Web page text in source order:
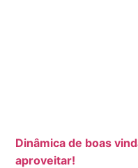
Dinâmica de boas
aproveitar!